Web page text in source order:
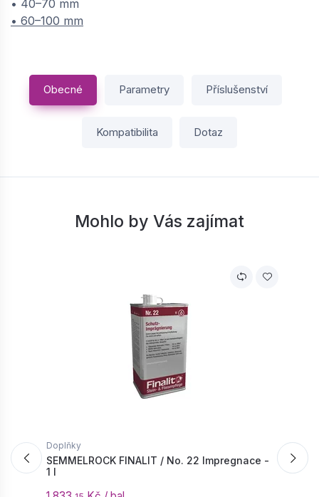
TELESKOPICKÝ / výška 4-7 cm | 648110020
− +
90,75 Kč / ks
• 40–70 mm
• 60–100 mm
Obecné Parametry Příslušenství
Kompatibilita Dotaz
Mohlo by Vás zajímat
Doplňky
SEMMELROCK FINALIT / No. 22 Impregnace -
1 l